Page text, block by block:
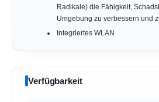
Radikale) die Fähigkeit,
Umgebung zu verbessern und
Integriertes WLAN
Verfügbarkeit